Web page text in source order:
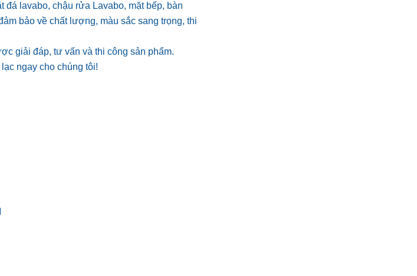
đá lavabo, chậu rửa Lavabo, mặt bếp, bàn
bảo về chất lượng, màu sắc sang trọng, thi
giải đáp, tư vấn và thi công sản phẩm.
ngay cho chúng tôi!